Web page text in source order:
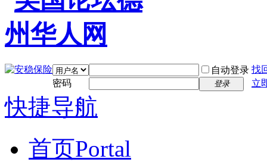
自动登录 找
密码
登录 立
快捷导航
首页Portal